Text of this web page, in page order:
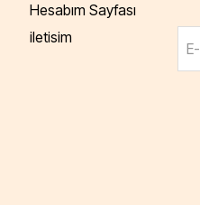
Hesabım Sayfası
iletisim